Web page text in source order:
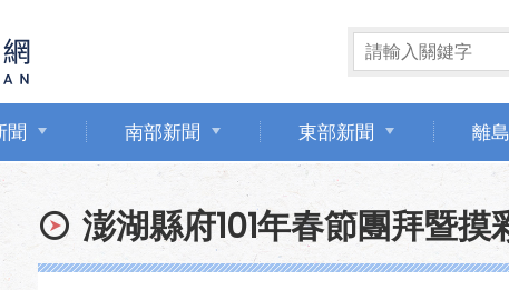
聞 南部新聞 東部新聞 離
澎湖縣府101年春節團拜暨摸